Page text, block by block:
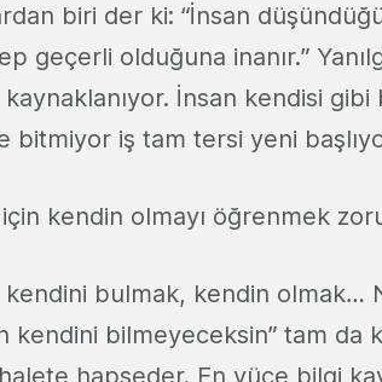
biri der ki: “İnsan
geçerli olduğuna inanır.”
İnsan kendisi
bitmiyor iş tam tersi yeni
için kendin olmayı öğrenmek
bulmak, kendin olmak…
kendini bilmeyeceksin” tam da
hapseder. En yüce bilgi